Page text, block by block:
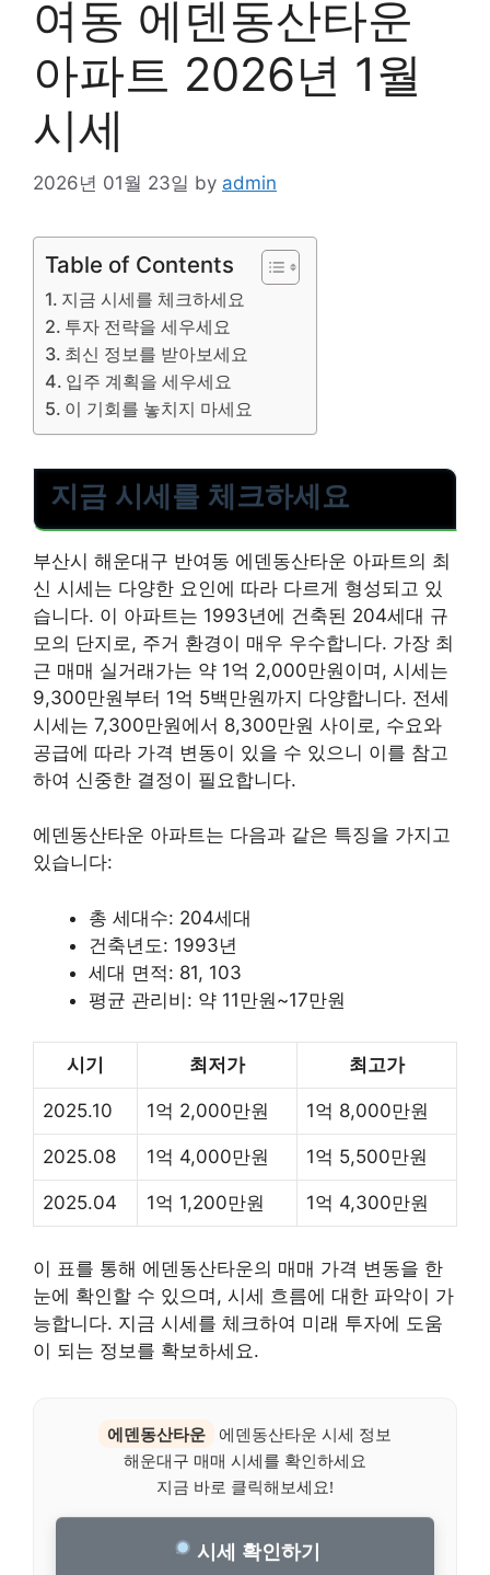
여동 에덴동산타운
아파트 2026년 1월
시세
2026년 01월 23일 by admin
Table of Contents
지금 시세를 체크하세요
투자 전략을 세우세요
최신 정보를 받아보세요
입주 계획을 세우세요
이 기회를 놓치지 마세요
지금 시세를 체크하세요
부산시 해운대구 반여동 에덴동산타운 아파트의 최
신 시세는 다양한 요인에 따라 다르게 형성되고 있
습니다. 이 아파트는 1993년에 건축된 204세대 규
모의 단지로, 주거 환경이 매우 우수합니다. 가장 최
근 매매 실거래가는 약 1억 2,000만원이며, 시세는
9,300만원부터 1억 5백만원까지 다양합니다. 전세
시세는 7,300만원에서 8,300만원 사이로, 수요와
공급에 따라 가격 변동이 있을 수 있으니 이를 참고
하여 신중한 결정이 필요합니다.
에덴동산타운 아파트는 다음과 같은 특징을 가지고
있습니다:
총 세대수: 204세대
건축년도: 1993년
세대 면적: 81, 103
평균 관리비: 약 11만원~17만원
시기 최저가 최고가
2025.10 1억 2,000만원 1억 8,000만원
2025.08 1억 4,000만원 1억 5,500만원
2025.04 1억 1,200만원 1억 4,300만원
이 표를 통해 에덴동산타운의 매매 가격 변동을 한
눈에 확인할 수 있으며, 시세 흐름에 대한 파악이 가
능합니다. 지금 시세를 체크하여 미래 투자에 도움
이 되는 정보를 확보하세요.
에덴동산타운
에덴동산타운 시세 정보
해운대구 매매 시세를 확인하세요
지금 바로 클릭해보세요!
시세 확인하기